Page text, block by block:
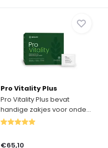
Pro Vitality Plus
Pro Vitality Plus bevat
handige zakjes voor onde...
€65,10